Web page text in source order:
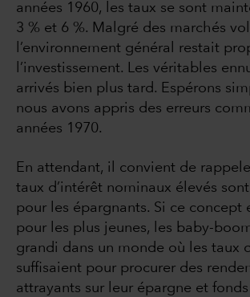
années 1960, les taux se sont
3 % et 6 %. Malgré des marchés
l’environnement général restait
l’investissement. Les véritables
arrivés bien plus tard. Espérons
nous avons appris des erreurs
années 1970.
En attendant, il convient de
taux d’intérêt nominaux élevés
pour les épargnants. Si ce concept
pour les plus jeunes, les baby-
grandi dans un monde où les taux
suffisaient pour procurer des
attrayants sur leur épargne et